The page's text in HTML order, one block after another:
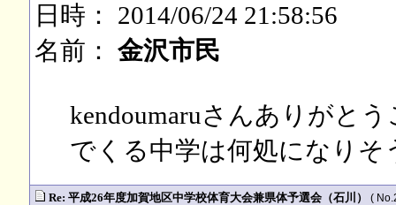
日時： 2014/06/24 21:58:56
名前： 金沢市民
kendoumaruさんありがと
でくる中学は何処になりそ
Re: 平成26年度加賀地区中学校体育大会兼県体予選会（石川） (